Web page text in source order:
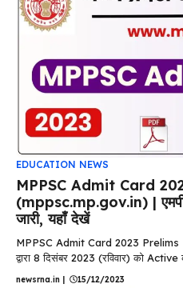
EDUCATION NEWS
MPPSC Admit Card
(mppsc.mp.gov.in) |
जारी, यहाँ देखें
MPPSC Admit Card 2023 Prelims
द्वारा 8 दिसंबर 2023 (रविवार) को
newsrna.in | 15/12/2023